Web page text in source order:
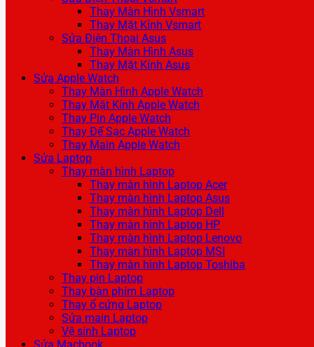
Thay Màn Hình Vsmart
Thay Mặt Kính Vsmart
Sửa Điện Thoại Asus
Thay Màn Hình Asus
Thay Mặt Kính Asus
Sửa Apple Watch
Thay Màn Hình Apple Watch
Thay Mặt Kính Apple Watch
Thay Pin Apple Watch
Thay Đế Sạc Apple Watch
Thay Main Apple Watch
Sửa Laptop
Thay màn hình Laptop
Thay màn hình Laptop Acer
Thay màn hình Laptop Asus
Thay màn hình Laptop Dell
Thay màn hình Laptop HP
Thay màn hình Laptop Lenovo
Thay màn hình Laptop MSI
Thay màn hình Laptop Toshiba
Thay pin Laptop
Thay bàn phím Laptop
Thay ổ cứng Laptop
Sửa main Laptop
Vệ sinh Laptop